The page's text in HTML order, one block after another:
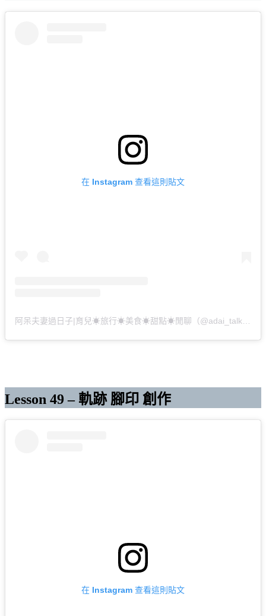
在 Instagram 查看這則貼文
阿呆夫妻過日子|育兒☀︎旅行☀︎美食☀︎甜點☀︎閒聊（@adai_talk）分享的貼文
Lesson 49 – 軌跡 腳印 創作
在 Instagram 查看這則貼文